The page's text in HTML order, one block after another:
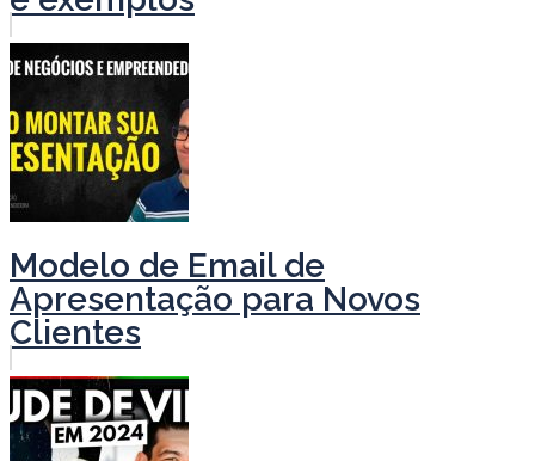
Modelo de Email de
Apresentação para Novos
Clientes